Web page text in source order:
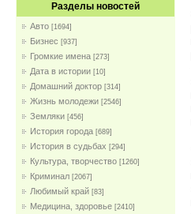
Разделы новостей
Авто [1694]
Бизнес [937]
Громкие имена [273]
Дата в истории [10]
Домашний доктор [314]
Жизнь молодежи [2546]
Земляки [456]
История города [689]
История в судьбах [294]
Культура, творчество [1260]
Криминал [2067]
Любимый край [83]
Медицина, здоровье [2410]